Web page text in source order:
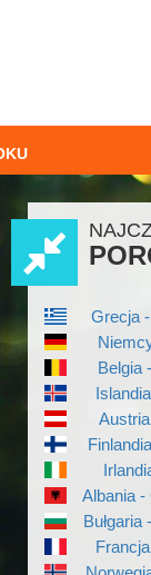
Grecja
Belgia
Albania -
Bułgaria